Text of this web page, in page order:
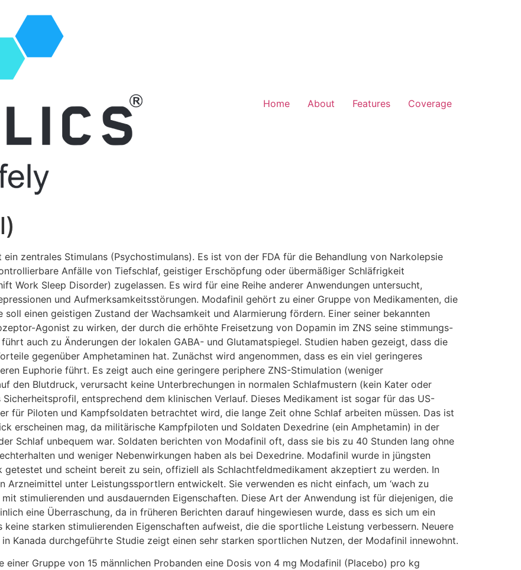
Home About Features Coverage
zentrales Stimulans (Psychostimulans). Es ist von der FDA für die Behandlung von Narkolepsie
Anfälle von Tiefschlaf, geistiger Erschöpfung oder übermäßiger Schläfrigkeit
Work Sleep Disorder) zugelassen. Es wird für eine Reihe anderer Anwendungen untersucht,
und Aufmerksamkeitsstörungen. Modafinil gehört zu einer Gruppe von Medikamenten, die
soll einen geistigen Zustand der Wachsamkeit und Alarmierung fördern. Einer seiner bekannten
Agonist zu wirken, der durch die erhöhte Freisetzung von Dopamin im ZNS seine stimmungs-
auch zu Änderungen der lokalen GABA- und Glutamatspiegel. Studien haben gezeigt, dass die
gegenüber Amphetaminen hat. Zunächst wird angenommen, dass es ein viel geringeres
Euphorie führt. Es zeigt auch eine geringere periphere ZNS-Stimulation (weniger
den Blutdruck, verursacht keine Unterbrechungen in normalen Schlafmustern (kein Kater oder
entsprechend dem klinischen Verlauf. Dieses Medikament ist sogar für das US-
für Piloten und Kampfsoldaten betrachtet wird, die lange Zeit ohne Schlaf arbeiten müssen. Das ist
erscheinen mag, da militärische Kampfpiloten und Soldaten Dexedrine (ein Amphetamin) in der
Schlaf unbequem war. Soldaten berichten von Modafinil oft, dass sie bis zu 40 Stunden lang ohne
und weniger Nebenwirkungen haben als bei Dexedrine. Modafinil wurde in jüngsten
getestet und scheint bereit zu sein, offiziell als Schlachtfeldmedikament akzeptiert zu werden. In
unter Leistungssportlern entwickelt. Sie verwenden es nicht einfach, um ‘wach zu
stimulierenden und ausdauernden Eigenschaften. Diese Art der Anwendung ist für diejenigen, die
eine Überraschung, da in früheren Berichten darauf hingewiesen wurde, dass es sich um ein
keine starken stimulierenden Eigenschaften aufweist, die die sportliche Leistung verbessern. Neuere
Kanada durchgeführte Studie zeigt einen sehr starken sportlichen Nutzen, der Modafinil innewohnt.
einer Gruppe von 15 männlichen Probanden eine Dosis von 4 mg Modafinil (Placebo) pro kg